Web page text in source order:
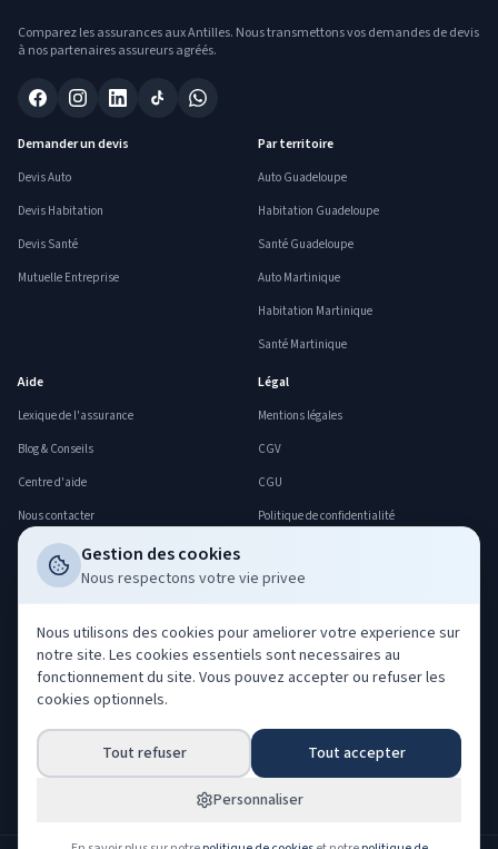
Comparez les assurances aux Antilles. Nous transmettons vos demandes de devis
à nos partenaires assureurs agréés.
Demander un devis
Devis Auto
Devis Habitation
Devis Santé
Mutuelle Entreprise
Par territoire
Auto Guadeloupe
Habitation Guadeloupe
Santé Guadeloupe
Auto Martinique
Habitation Martinique
Santé Martinique
Aide
Lexique de l'assurance
Blog & Conseils
Centre d'aide
Nous contacter
Déclarer un sinistre
Légal
Mentions légales
CGV
CGU
Politique de confidentialité
Gerer mes cookies
Acheter nos leads
Co-courtage ORIAS
Espace partenaire
Gestion des cookies
Nous respectons votre vie privee
Nous utilisons des cookies pour ameliorer votre experience sur
notre site. Les cookies essentiels sont necessaires au
fonctionnement du site. Vous pouvez accepter ou refuser les
cookies optionnels.
Tout refuser Tout accepter
Personnaliser